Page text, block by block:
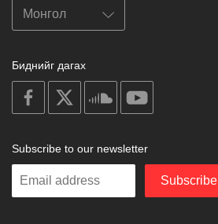
Биднийг дагах
on
facebook
soundcloud
Subscribe to our newsletter
Enter
Subscribe